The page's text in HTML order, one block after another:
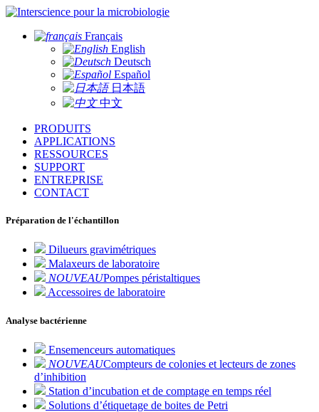
pour la microbiologie
Français
English
Deutsch
Español
日本語
中文
PRODUITS
APPLICATIONS
RESSOURCES
SUPPORT
ENTREPRISE
CONTACT
Préparation de l'échantillon
Dilueurs gravimétriques
Malaxeurs de laboratoire
NOUVEAUPompes péristaltiques
Accessoires de laboratoire
Analyse bactérienne
Ensemenceurs automatiques
NOUVEAUCompteurs de colonies et lecteurs de zones
d’inhibition
Station d’incubation et de comptage en temps réel
Solutions d’étiquetage de boites de Petri